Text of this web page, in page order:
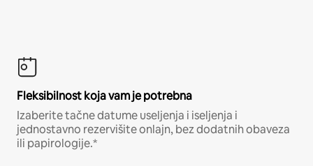
Fleksibilnost koja vam je potrebna
Izaberite tačne datume useljenja i iseljenja i
jednostavno rezervišite onlajn, bez dodatnih obaveza
ili papirologije.*